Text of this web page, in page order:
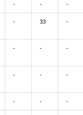
- - -
- 33 -
- - -
- - -
- - -